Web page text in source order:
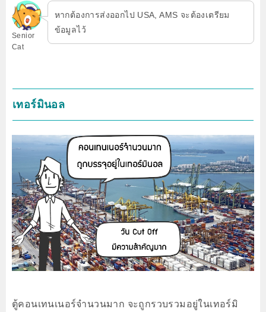
Senior
Cat
หากต้องการส่งออกไป USA, AMS จะต้องเตรียม
ข้อมูลไว้
เทอร์มินอล
ตู้คอนเทนเนอร์จำนวนมาก จะถูกรวบรวมอยู่ในเทอร์มิ